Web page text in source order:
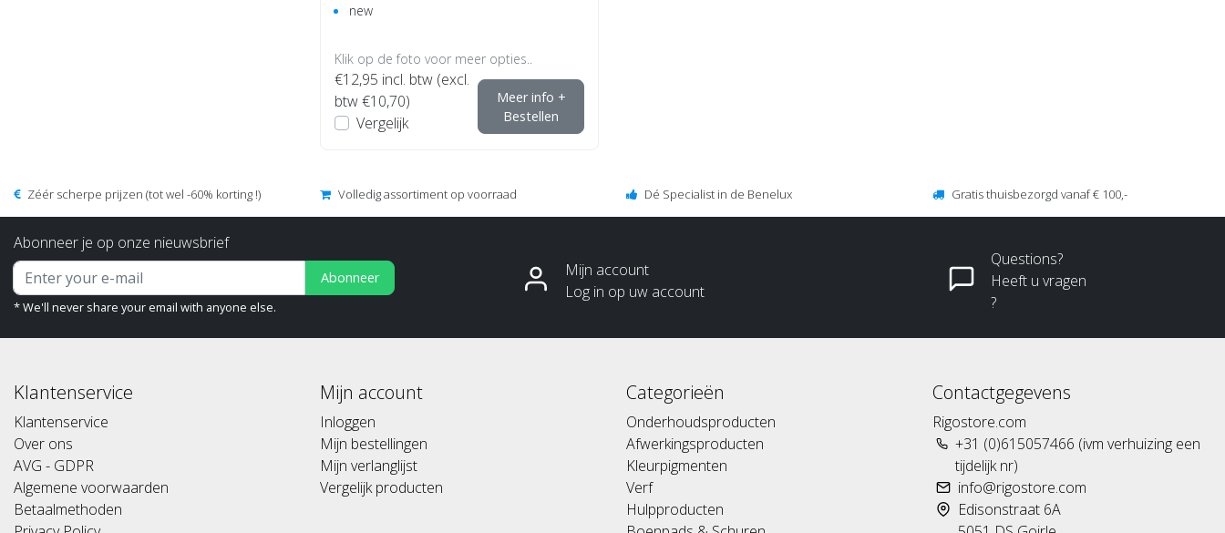
new
Klik op de foto voor meer opties..
€12,95 incl. btw (excl.
btw €10,70)
Vergelijk
Meer info +
Bestellen
Zéér scherpe prijzen (tot wel -60% korting !) Volledig assortiment op voorraad Dé Specialist in de Benelux Gratis thuisbezorgd vanaf € 100,-
Abonneer je op onze nieuwsbrief
Abonneer
* We'll never share your email with anyone else.
Mijn account
Log in op uw account
Questions?
Heeft u vragen
?
Klantenservice
Klantenservice
Over ons
AVG - GDPR
Algemene voorwaarden
Betaalmethoden
Mijn account
Inloggen
Mijn bestellingen
Mijn verlanglijst
Vergelijk producten
Categorieën
Onderhoudsproducten
Afwerkingsproducten
Kleurpigmenten
Verf
Hulpproducten
Contactgegevens
Rigostore.com
+31 (0)615057466 (ivm verhuizing een
tijdelijk nr)
info@rigostore.com
Edisonstraat 6A